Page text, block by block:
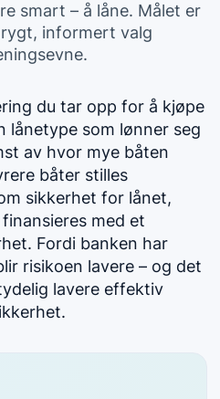
smart – å låne. Målet er
informert valg
du tar opp for å kjøpe
lånetype som lønner seg
av hvor mye båten
båter stilles
sikkerhet for lånet,
med et
Fordi banken har
risikoen lavere – og det
lavere effektiv